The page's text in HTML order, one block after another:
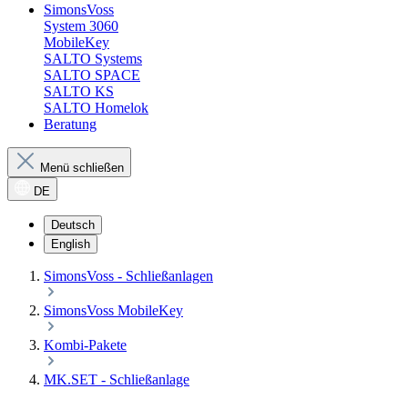
SimonsVoss
System 3060
MobileKey
SALTO Systems
SALTO SPACE
SALTO KS
SALTO Homelok
Beratung
Menü schließen
DE
Deutsch
English
SimonsVoss - Schließanlagen
SimonsVoss MobileKey
Kombi-Pakete
MK.SET - Schließanlage